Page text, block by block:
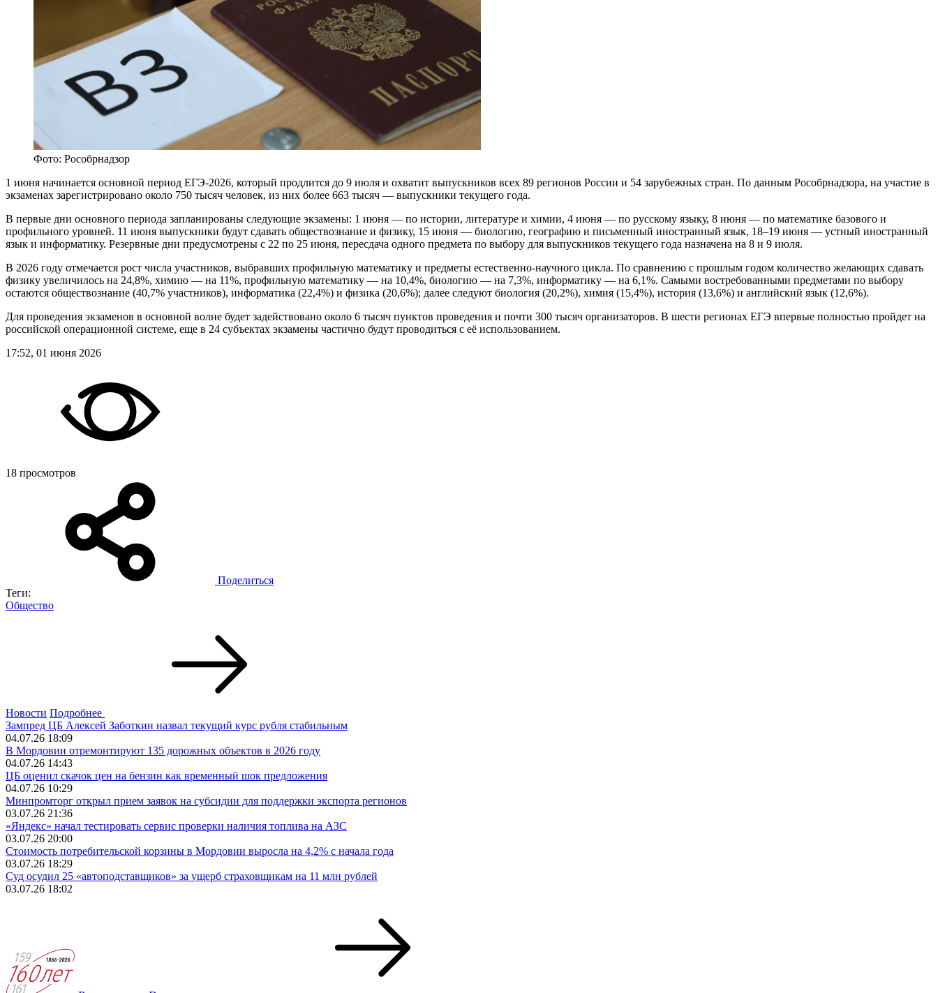
Фото: Рособрнадзор
1 июня начинается основной период ЕГЭ-2026, который продлится до 9 июля и охватит выпускников всех 89 регионов России и 54 зарубежных стран. По данным Рособрнадзора, на участие в
экзаменах зарегистрировано около 750 тысяч человек, из них более 663 тысяч — выпускники текущего года.
В первые дни основного периода запланированы следующие экзамены: 1 июня — по истории, литературе и химии, 4 июня — по русскому языку, 8 июня — по математике базового и
профильного уровней. 11 июня выпускники будут сдавать обществознание и физику, 15 июня — биологию, географию и письменный иностранный язык, 18–19 июня — устный иностранный
язык и информатику. Резервные дни предусмотрены с 22 по 25 июня, пересдача одного предмета по выбору для выпускников текущего года назначена на 8 и 9 июля.
В 2026 году отмечается рост числа участников, выбравших профильную математику и предметы естественно-научного цикла. По сравнению с прошлым годом количество желающих сдавать
физику увеличилось на 24,8%, химию — на 11%, профильную математику — на 10,4%, биологию — на 7,3%, информатику — на 6,1%. Самыми востребованными предметами по выбору
остаются обществознание (40,7% участников), информатика (22,4%) и физика (20,6%); далее следуют биология (20,2%), химия (15,4%), история (13,6%) и английский язык (12,6%).
Для проведения экзаменов в основной волне будет задействовано около 6 тысяч пунктов проведения и почти 300 тысяч организаторов. В шести регионах ЕГЭ впервые полностью пройдет на
российской операционной системе, еще в 24 субъектах экзамены частично будут проводиться с её использованием.
17:52, 01 июня 2026
18 просмотров
Поделиться
Теги:
Общество
Новости Подробнее
Зампред ЦБ Алексей Заботкин назвал текущий курс рубля стабильным
04.07.26 18:09
В Мордовии отремонтируют 135 дорожных объектов в 2026 году
04.07.26 14:43
ЦБ оценил скачок цен на бензин как временный шок предложения
04.07.26 10:29
Минпромторг открыл прием заявок на субсидии для поддержки экспорта регионов
03.07.26 21:36
«Яндекс» начал тестировать сервис проверки наличия топлива на АЗС
03.07.26 20:00
Стоимость потребительской корзины в Мордовии выросла на 4,2% с начала года
03.07.26 18:29
Суд осудил 25 «автоподставщиков» за ущерб страховщикам на 11 млн рублей
03.07.26 18:02